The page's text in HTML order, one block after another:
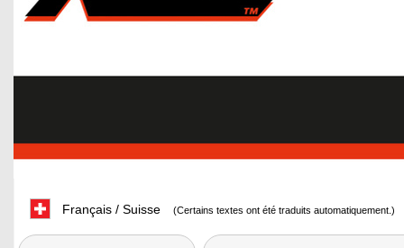
Français / Suisse (Certains textes ont été traduits automatiquement.)